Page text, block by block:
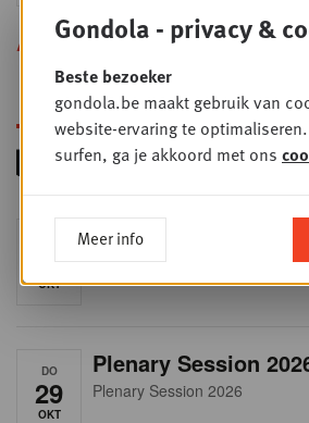
Alle opleidingen
8
OKT
RET-TALK
CEO ONLY
DO
29
OKT
Plenary Session
Plenary Session 2026
Gondola - privacy &
Beste bezoeker
gondola.be maakt gebruik van
website-ervaring te
surfen, ga je akkoord met ons
Meer info